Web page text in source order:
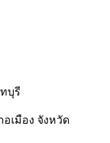
บุรี
เมือง จังหวัด